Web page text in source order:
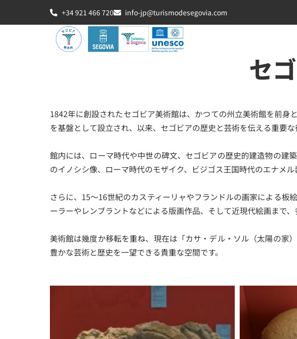
+34 921 466 720 info-jp@turismodesegovia.com
セ
1842年に創設されたセゴビア美術館は、かつての州立美術館を前
を基盤として設立され、以来、セゴビアの歴史と芸術を伝える重要な
館内には、ローマ時代や中世の碑文、セゴビアの歴史的建造物の建
のイノシシ像、ローマ時代のモザイク、ビジゴス王国時代のエナメル
さらに、15〜16世紀のカスティーリャやフランドルの画家による
ーラーやレンブラントなどによる版画作品、そして近現代絵画まで、
美術館は幾度か移転を重ね、現在は「カサ・デル・ソル（太陽の家
豊かな芸術と歴史を一望できる貴重な空間です。